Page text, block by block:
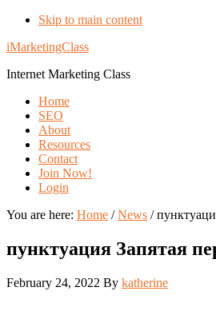
Skip to main content
iMarketingClass
Internet Marketing Class
Home
SEO
About
Resources
Contact
Join Now!
Login
You are here: Home / News /
пунктуация Запятая
February 24, 2022 By katherine